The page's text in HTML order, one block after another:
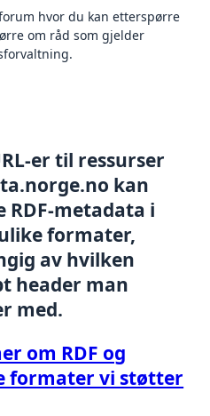
hvor du kan etterspørre
om råd som gjelder
er til ressurser
kan
RDF-metadata i
formater,
av hvilken
header man
med.
om RDF og
formater vi støtter